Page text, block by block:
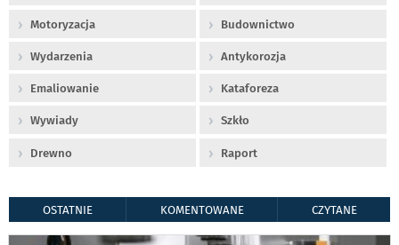
Motoryzacja Budownictwo
Wydarzenia Antykorozja
Emaliowanie Kataforeza
Wywiady Szkło
Drewno Raport
OSTATNIE KOMENTOWANE CZYTANE